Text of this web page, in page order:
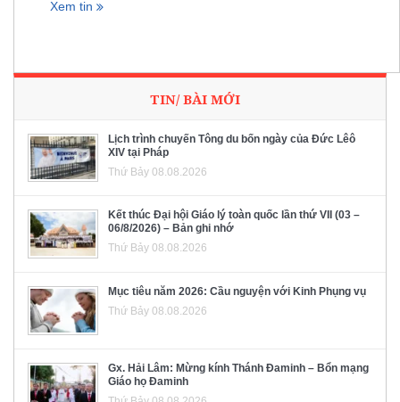
Xem tin
TIN/ BÀI MỚI
Lịch trình chuyến Tông du bốn ngày của Đức Lêô
XIV tại Pháp
Thứ Bảy 08.08.2026
Kết thúc Đại hội Giáo lý toàn quốc lần thứ VII (03 –
06/8/2026) – Bản ghi nhớ
Thứ Bảy 08.08.2026
Mục tiêu năm 2026: Cầu nguyện với Kinh Phụng vụ
Thứ Bảy 08.08.2026
Gx. Hải Lâm: Mừng kính Thánh Đaminh – Bổn mạng
Giáo họ Đaminh